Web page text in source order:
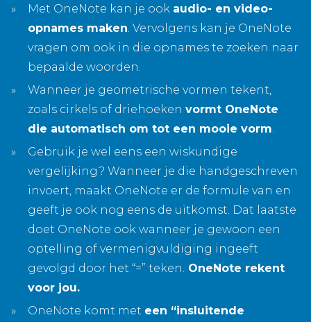
Met OneNote kan je ook audio- en video-
opnames maken . Vervolgens kan je OneNote
vragen om ook in die opnames te zoeken naar
bepaalde woorden.
Wanneer je geometrische vormen tekent,
zoals cirkels of driehoeken vormt OneNote
die automatisch om tot een mooie vorm
Gebruik je wel eens een wiskundige
vergelijking? Wanneer je die handgeschreven
invoert, maakt OneNote er de formule van en
geeft je ook nog eens de uitkomst. Dat laatste
doet OneNote ook wanneer je gewoon een
optelling of vermenigvuldiging ingeeft
gevolgd door het “=” teken. OneNote rekent
voor jou.
OneNote komt met een “insluitende